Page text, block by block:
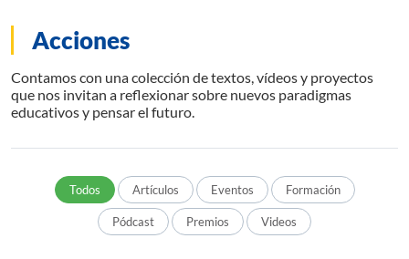
Acciones
Contamos con una colección de textos, vídeos y proyectos
que nos invitan a reflexionar sobre nuevos paradigmas
educativos y pensar el futuro.
Todos Artículos Eventos Formación
Pódcast Premios Videos